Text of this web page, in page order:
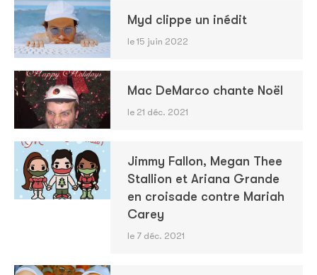
Myd clippe un inédit
le 15 juin 2022
Mac DeMarco chante Noël
le 21 déc. 2021
Jimmy Fallon, Megan Thee
Stallion et Ariana Grande
en croisade contre Mariah
Carey
le 7 déc. 2021